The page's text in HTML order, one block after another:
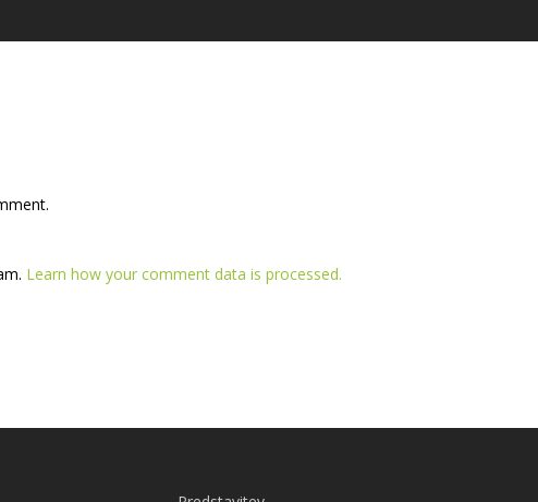
Learn how your comment data is processed.